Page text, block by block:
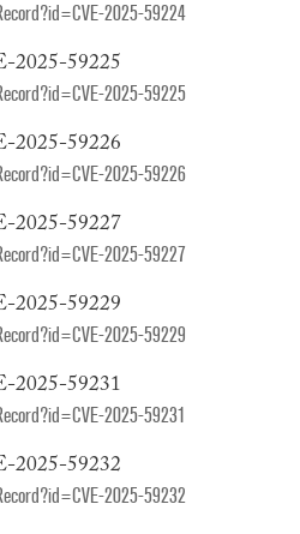
2025-59224
2025-59225
2025-59225
2025-59226
2025-59226
2025-59227
2025-59227
2025-59229
2025-59229
2025-59231
2025-59231
2025-59232
2025-59232